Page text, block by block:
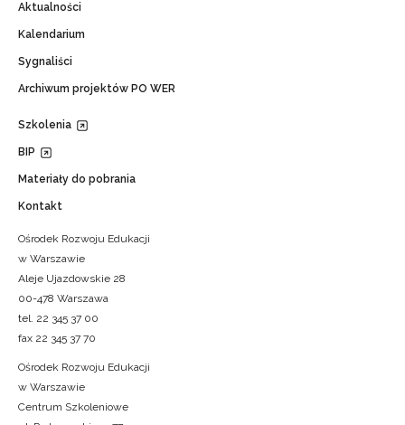
Aktualności
Kalendarium
Sygnaliści
Archiwum projektów PO WER
Szkolenia
BIP
Materiały do pobrania
Kontakt
Ośrodek Rozwoju Edukacji
w Warszawie
Aleje Ujazdowskie 28
00-478 Warszawa
tel. 22 345 37 00
fax 22 345 37 70
Ośrodek Rozwoju Edukacji
w Warszawie
Centrum Szkoleniowe